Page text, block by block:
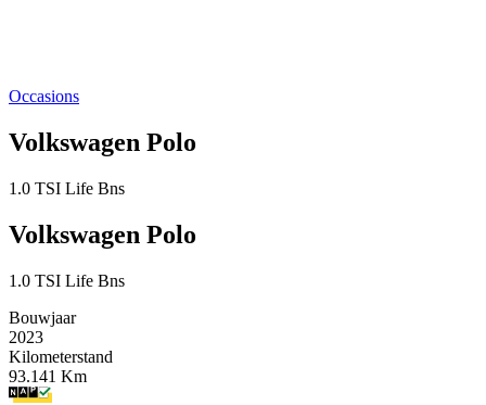
Occasions
Volkswagen Polo
1.0 TSI Life Bns
Volkswagen Polo
1.0 TSI Life Bns
Bouwjaar
2023
Kilometerstand
93.141 Km